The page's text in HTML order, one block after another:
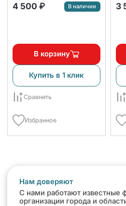
4 500 ₽ В наличии
В корзину
Купить в 1 клик
Сравнить
Избранное
3
Нам доверяют
С нами работают известные
организации города и